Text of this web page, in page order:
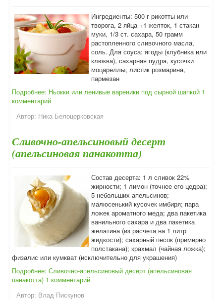
Ингредиенты: 500 г рикотты или
творога, 2 яйца +1 желток, 1 стакан
муки, 1/3 ст. сахара, 50 грамм
растопленного сливочного масла,
соль. Для соуса: ягоды (клубника или
клюква), сахарная пудра, кусочки
моцареллы, листик розмарина,
пармезан
Подробнее: Ньокки или ленивые вареники под сырной шапкой 1
комментарий
Автор: Ника Белоцерковская
Сливочно-апельсиновый десерт
(апельсиновая панакотта)
Состав десерта: 1 л сливок 22%
жирности; 1 лимон (точнее его цедра);
5 небольших апельсинов;
малюсенький кусочек имбиря; пара
ложек ароматного меда; два пакетика
ванильного сахара и два пакетика
желатина (из расчета на 1 литр
жидкости); сахарный песок (примерно
полстакана); крахмал (чайная ложка);
физалис или кумкват (исключительно для украшения)
Подробнее: Сливочно-апельсиновый десерт (апельсиновая
панакотта) 1 комментарий
Автор: Влад Пискунов